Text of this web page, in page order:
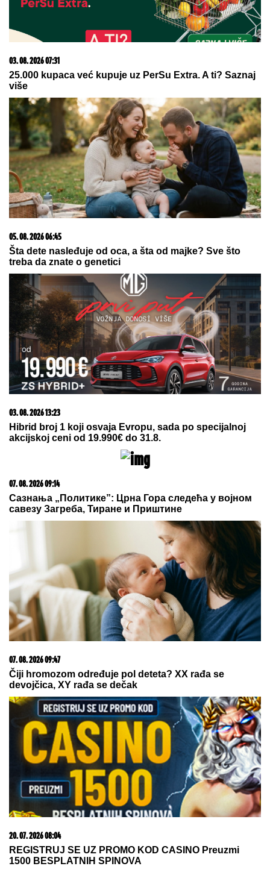
Skandal na RTS Navijači Partizana pobesneli zbog
poznatog komentatora (VIDEO)
"Jedini je rekao "NEĆU NIKAD!"
Jovana Jeremić ZAPLAKALA pred
kamerama ZBOG BIZNISMENA:
Javno je PONIZIO, a onda potezom
iznenadio javnost!
VERICA RAKOČEVIĆ I VELJKO
PRAVE BAZEN U VILI NA AVALI
Imanje vredi milione, a sada podelili
snimak iz dvorišta: Bagerista uveliko
izvodi radove (Video)
Ne možete ih prevariti! Ova 3 horoskopska znaka
vide sve što pokušavate da sakrijete, kao da čitaju
tuđe misli
Jovane Jeremić: "Brat joj je otišao,
jer se posvađao sa roditeljima"
UDARI NA BRODOVE SE
tri naaša broda u Ormuskom
moreuzu, jedna osoba poginula
TEA TAIROVIĆ SA MUŽEM DOŽIVELA
SAOBRAĆAJKU
drame u Crnoj Gori
SVI PRIČAJU O RAZVODU,a Sloba
Vasić sad UHVAĆEN SA
STARLETOM! (FOTO)
NOVI
DETALjI JEZIVOG UBISTVA NA
NOVOM BEOGRADU: Komšije
progovorile, trvde da je ovo
pozadina cele priče (FOTO/VIDEO)
by Aklamator